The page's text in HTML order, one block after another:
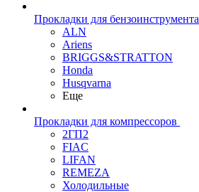
Прокладки для бензоинструмента
ALN
Ariens
BRIGGS&STRATTON
Honda
Husqvarna
Еще
Прокладки для компрессоров
2ГП2
FIAC
LIFAN
REMEZA
Холодильные